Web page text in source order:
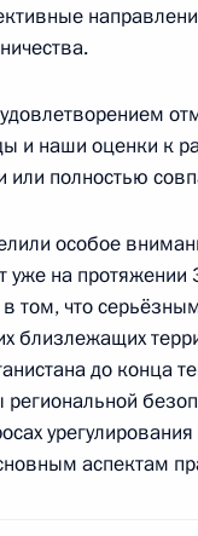
закон о
финансовых
2016 года, 20:20
подписания
2015 года, 12:10
и наши оценки к
или полностью
особое
уже на
том, что
близлежащих
до конца
региональной
аспектам